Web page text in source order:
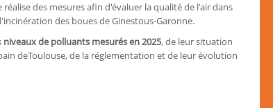
réalise des mesures afin d'évaluer la qualité de l'air dans
des boues de Ginestous-Garonne.
niveaux de polluants mesurés en 2025, de leur situation
deToulouse, de la réglementation et de leur évolution